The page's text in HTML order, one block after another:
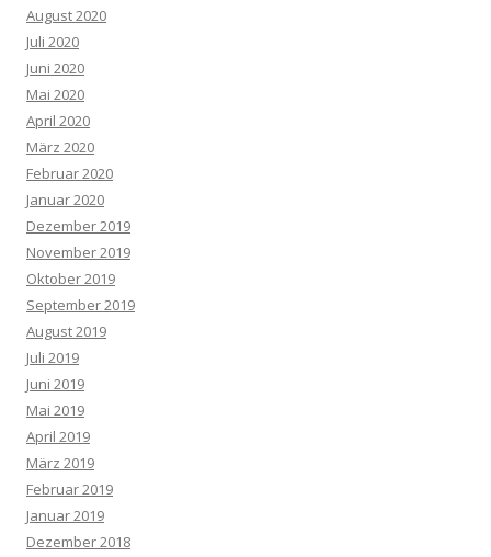
August 2020
Juli 2020
Juni 2020
Mai 2020
April 2020
März 2020
Februar 2020
Januar 2020
Dezember 2019
November 2019
Oktober 2019
September 2019
August 2019
Juli 2019
Juni 2019
Mai 2019
April 2019
März 2019
Februar 2019
Januar 2019
Dezember 2018